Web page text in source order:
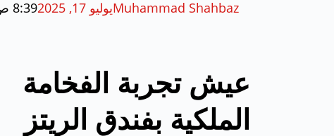
Muhammad Shahbazيوليو 17, 2025 8:39 ص
عيش تجربة الفخامة
الملكية بفندق الريتز